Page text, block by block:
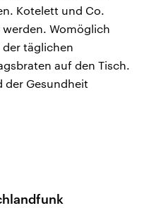
Kotelett und Co.
Womöglich
täglichen
auf den Tisch.
der Gesundheit